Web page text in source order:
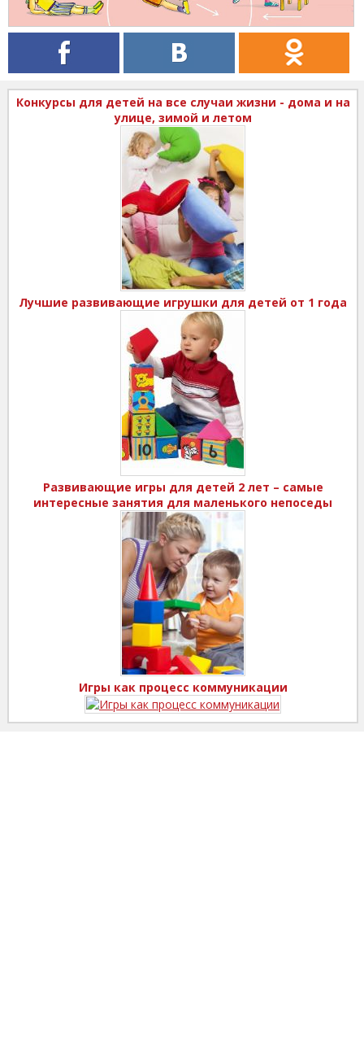
Конкурсы для детей на все случаи жизни - дома и на
улице, зимой и летом
Лучшие развивающие игрушки для детей от 1 года
Развивающие игры для детей 2 лет – самые
интересные занятия для маленького непоседы
Игры как процесс коммуникации